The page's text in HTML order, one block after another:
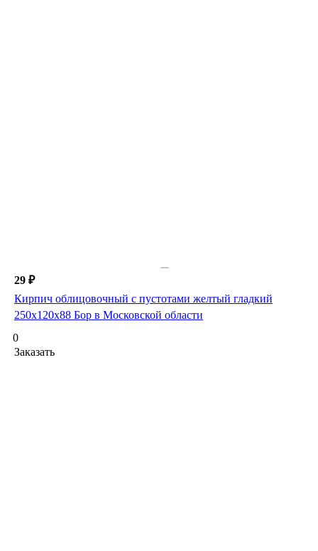
29 ₽
Кирпич облицовочный с пустотами желтый гладкий
250х120х88 Бор в Московской области
0
Заказать